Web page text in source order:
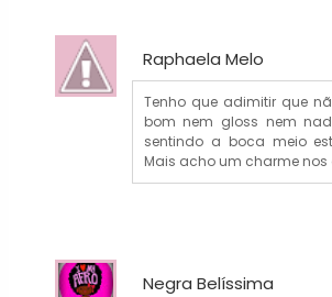
Raphaela Melo
Tenho que adimitir que
bom nem gloss nem
sentindo a boca meio
Mais acho um charme nos
Negra Belíssima